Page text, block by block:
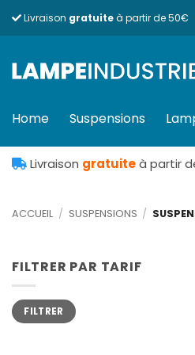
Livraison gratuiteà partir de 50€
Home Suspensions
Livraison gratuiteà partir
ACCUEIL / SUSPENSIONS /
FILTRER PAR TARIF
Prix
min
Prix
maxFILTRER